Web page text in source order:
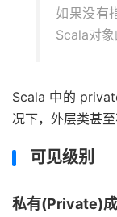
如果没有
Scala对
Scala 中的
况下，外层类甚
可见级别
私有(Private)